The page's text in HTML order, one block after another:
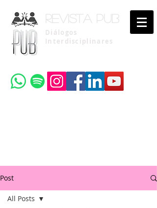
Revista pub
Diálogos
Interdisciplinares
Post
All Posts